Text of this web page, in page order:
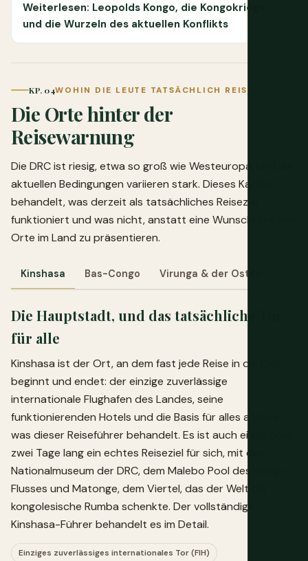
Weiterlesen: Leopolds Kongo, die Kongokriege
und die Wurzeln des aktuellen Konflikts
KP. 04WOHIN DIE LEUTE TATSÄCHLICH REISEN
Die Orte hinter der
Reisewarnung
Die DRC ist riesig, etwa so groß wie Westeuropa, und die
aktuellen Bedingungen variieren stark. Dieses Kapitel
behandelt, was derzeit als tatsächliches Reiseziel
funktioniert und was nicht, anstatt eine Wunschliste aller
Orte im Land zu präsentieren.
Kinshasa Bas-Congo Virunga & der Osten
Die Hauptstadt, und das tatsächliche Tor
für alle
Kinshasa ist der Ort, an dem fast jede Reise in die DRC
beginnt und endet: der einzige zuverlässige
internationale Flughafen des Landes, seine
funktionierenden Hotels und die Basis für alles andere,
was dieser Reiseführer behandelt. Es ist auch einen oder
zwei Tage lang ein echtes Reiseziel für sich, mit dem
Nationalmuseum der DRC, dem Malebo Pool des Kongo-
Flusses und Matonge, dem Viertel, das der Welt die
kongolesische Rumba schenkte. Der vollständige
Kinshasa-Führer behandelt es im Detail.
Einziges zuverlässiges internationales Tor (FIH)